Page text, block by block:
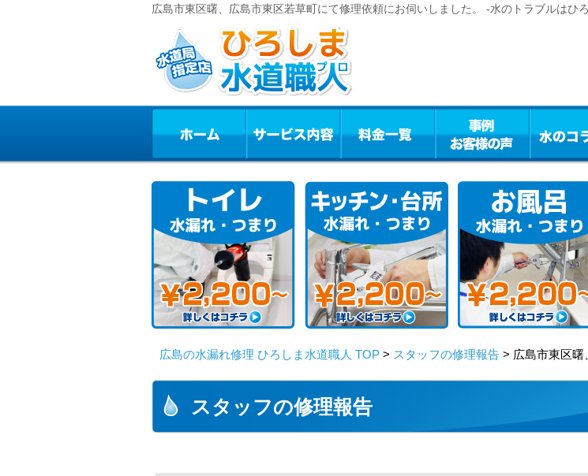
広島市東区曙、広島市東区若草町にて修理依頼にお伺いしました。 -水のトラブルはひ
広島の水漏れ修理 ひろしま水道職人 TOP > スタッフの修理報告 > 広島市東区曙
スタッフの修理報告